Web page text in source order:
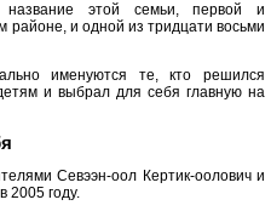
этой семьи, первой и
районе, и одной из тридцати восьми
именуются те, кто решился
и выбрал для себя главную на
Севээн-оол Кертик-оолович и
2005 году.